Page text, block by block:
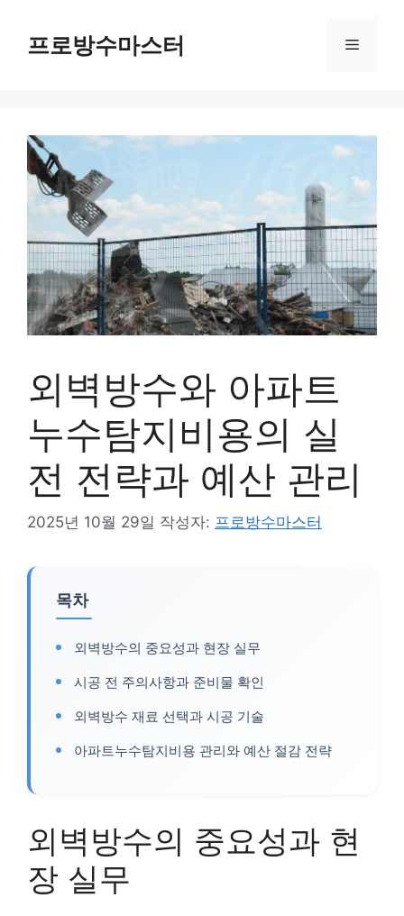
프로방수마스터 메
외벽방수와 아파트
누수탐지비용의 실
전 전략과 예산 관리
2025년 10월 29일 작성자: 프로방수마스터
목차
외벽방수의 중요성과 현장 실무
시공 전 주의사항과 준비물 확인
외벽방수 재료 선택과 시공 기술
아파트누수탐지비용 관리와 예산 절감 전략
외벽방수의 중요성과 현
장 실무